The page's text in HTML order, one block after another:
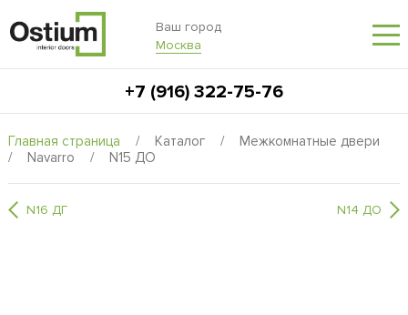
Ваш город
Москва
+7 (916) 322-75-76
Главная страница / Каталог /
Межкомнатные двери
/
Navarro / N15 ДО
N16 ДГ N14 ДО